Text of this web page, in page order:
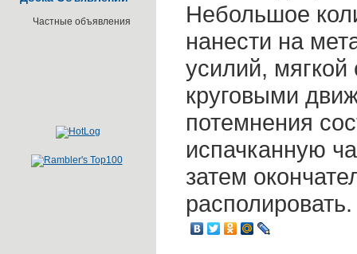
Частные объявления
Небольшое
нанести на
усилий,
круговыми
потемнения
испачканную
затем
располировать.